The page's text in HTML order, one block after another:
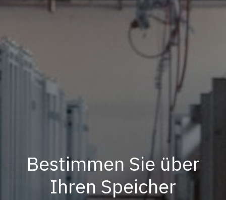
Bestimmen Sie über
Ihren Speicher